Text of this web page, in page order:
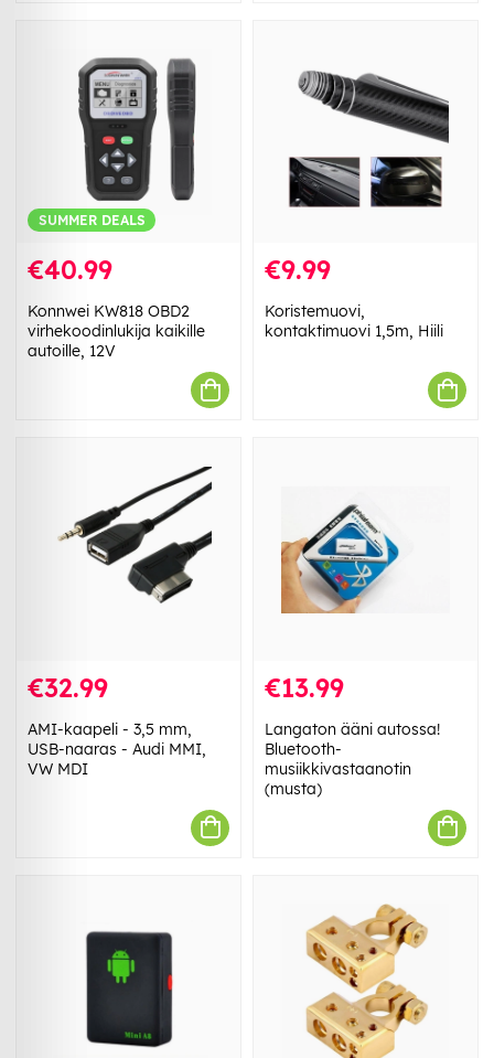
SUMMER DEALS
€40.99
Konnwei KW818 OBD2
virhekoodinlukija kaikille
autoille, 12V
€9.99
Koristemuovi,
kontaktimuovi 1,5m, Hiili
€32.99
AMI-kaapeli - 3,5 mm,
USB-naaras - Audi MMI,
VW MDI
€13.99
Langaton ääni autossa!
Bluetooth-
musiikkivastaanotin
(musta)